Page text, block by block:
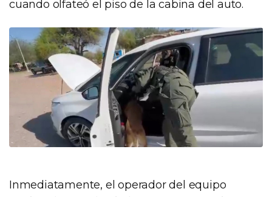
cuando olfateó el piso de la cabina del auto.
Inmediatamente, el operador del equipo